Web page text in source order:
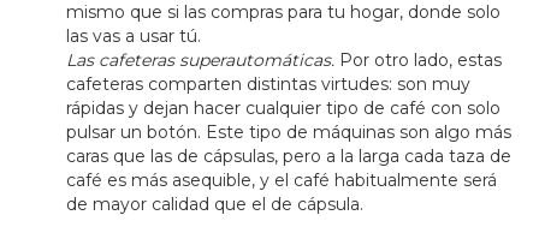
mismo que si las compras para tu hogar, donde solo
las vas a usar tú.
Las cafeteras superautomáticas. Por otro lado, estas
cafeteras comparten distintas virtudes: son muy
rápidas y dejan hacer cualquier tipo de café con solo
pulsar un botón. Este tipo de máquinas son algo más
caras que las de cápsulas, pero a la larga cada taza de
café es más asequible, y el café habitualmente será
de mayor calidad que el de cápsula.